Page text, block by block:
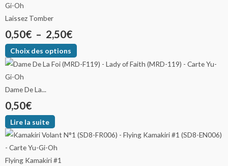
Laissez Tomber
0,50€ – 2,50€
Choix des options
Dame De La...
0,50€
Lire la suite
Flying Kamakiri #1